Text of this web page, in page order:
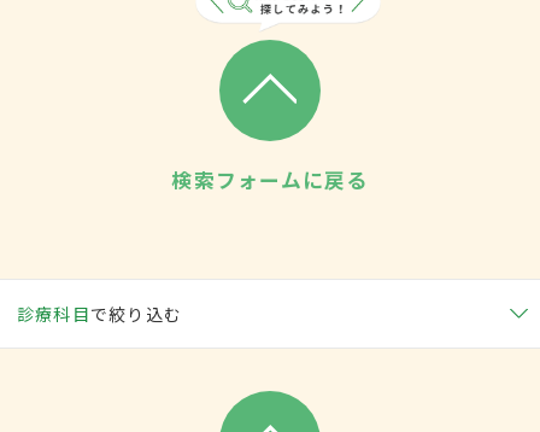
検索フォームに戻る
診療科目で絞り込む